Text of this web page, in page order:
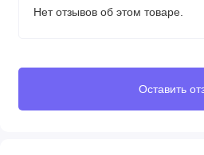
Нет отзывов об этом товаре.
Оставить